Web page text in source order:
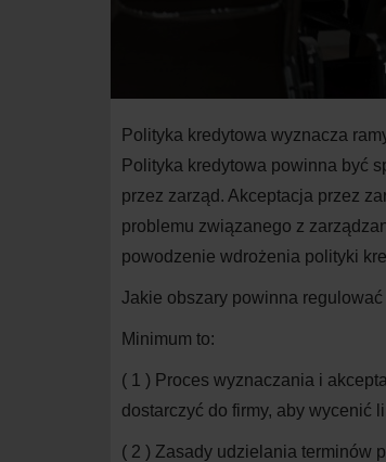
Polityka kredytowa wyznacza
Polityka kredytowa powinna być
przez zarząd. Akceptacja przez
problemu związanego z
powodzenie wdrożenia polityki
Jakie obszary powinna
Minimum to:
( 1 ) Proces wyznaczania i
dostarczyć do firmy, aby wycenić
( 2 ) Zasady udzielania terminów